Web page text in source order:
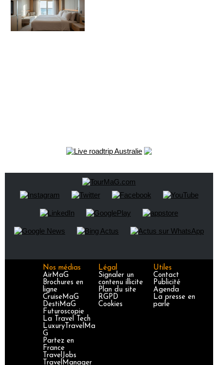
Nos médias
AirMaG
Brochures en
ligne
CruiseMaG
DestiMaG
Futuroscopie
La Travel Tech
LuxuryTravelMa
G
Partez en
France
TravelJobs
TravelManager
Légal
Signaler un
contenu illicite
Plan du site
RGPD
Cookies
Utiles
Contact
Publicité
Agenda
La presse en
parle